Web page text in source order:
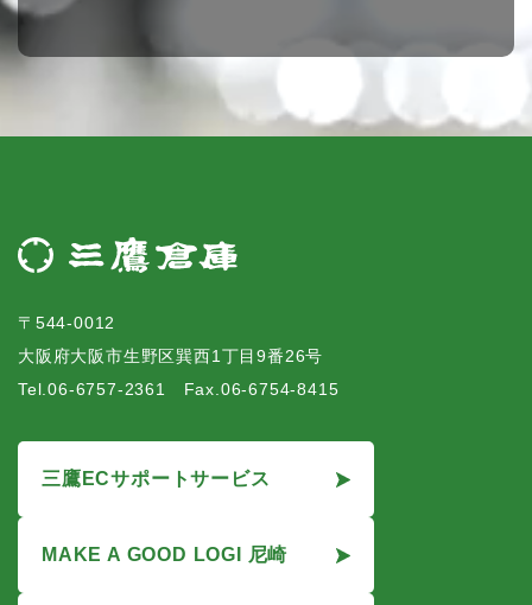
〒544-0012
大阪府大阪市生野区巽西1丁目9番26号
Tel.06-6757-2361 Fax.06-6754-8415
三鷹ECサポートサービス
MAKE A GOOD LOGI 尼崎